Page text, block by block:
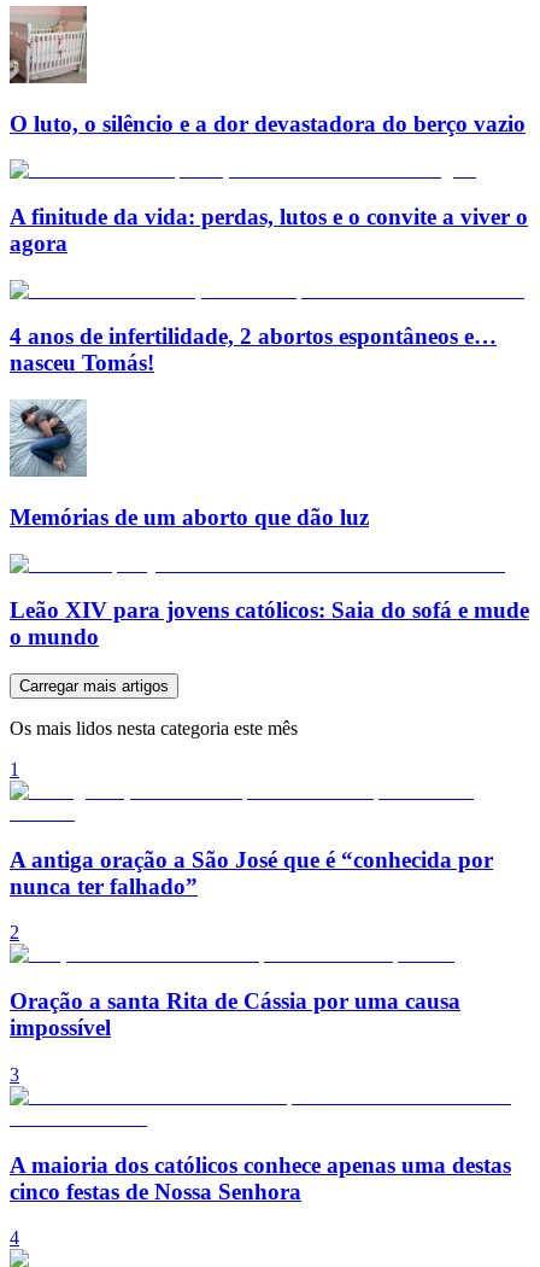
O luto, o silêncio e a dor devastadora do berço vazio
A finitude da vida: perdas, lutos e o convite a viver o
agora
4 anos de infertilidade, 2 abortos espontâneos e…
nasceu Tomás!
Memórias de um aborto que dão luz
Leão XIV para jovens católicos: Saia do sofá e mude
o mundo
Carregar mais artigos
Os mais lidos nesta categoria este mês
1
A antiga oração a São José que é “conhecida por
nunca ter falhado”
2
Oração a santa Rita de Cássia por uma causa
impossível
3
A maioria dos católicos conhece apenas uma destas
cinco festas de Nossa Senhora
4